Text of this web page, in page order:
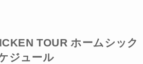
TOUR ホームシック
ジュール